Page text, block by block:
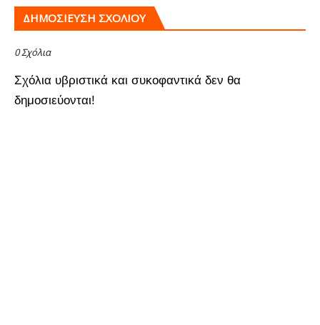
ΔΗΜΟΣΊΕΥΣΗ ΣΧΟΛΊΟΥ
0 Σχόλια
Σχόλια υβριστικά και συκοφαντικά δεν θα
δημοσιεύονται!